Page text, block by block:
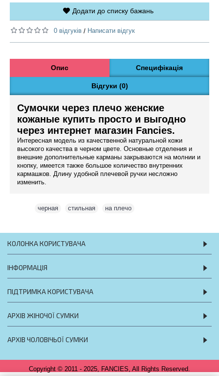
Додати до списку бажань
0 відгуків / Написати відгук
Опис Специфікація
Відгуки (0)
Сумочки через плечо женские
кожаные купить просто и выгодно
через интернет магазин Fancies.
Интересная модель из качественной натуральной кожи
высокого качества в черном цвете. Основные отделения и
внешние дополнительные карманы закрываются на молнии и
кнопку, имеется также большое количество внутренних
кармашков. Длину удобной плечевой ручки несложно
изменить.
черная стильная на плечо
КОЛОНКА КОРИСТУВАЧА
ІНФОРМАЦІЯ
ПІДТРИМКА КОРИСТУВАЧА
АРХІВ ЖІНОЧОЇ СУМКИ
АРХІВ ЧОЛОВІЧЬОЇ СУМКИ
Copyright © 2011 - 2025, FANCIES, All Rights Reserved.